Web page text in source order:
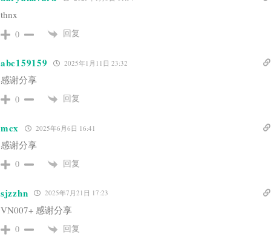
thnx
0 回复
abc159159 2025年1月11日 23:32
感谢分享
0 回复
mcx 2025年6月6日 16:41
感谢分享
0 回复
sjzzhn 2025年7月21日 17:23
VN007+ 感谢分享
0 回复